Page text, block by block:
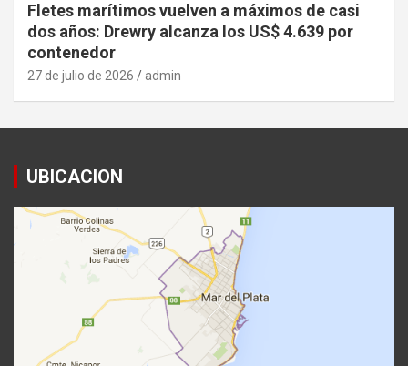
Fletes marítimos vuelven a máximos de casi
dos años: Drewry alcanza los US$ 4.639 por
contenedor
27 de julio de 2026 admin
UBICACION